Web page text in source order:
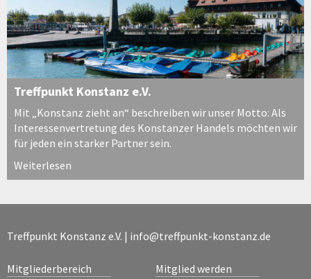
Treffpunkt Konstanz e.V.
Mit „Konstanz zieht an“ beschreiben wir unser Motto: Als
Interessenvertretung des Konstanzer Handels möchten wir
für jeden ein starker Partner sein.
Weiterlesen
Treffpunkt Konstanz e.V. | info@treffpunkt-konstanz.de
Mitgliederbereich Mitglied werden